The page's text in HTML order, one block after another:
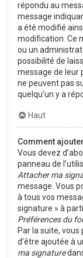
répondu au
message
a été modifié
modification. Ce
ou un
possibilité de
message de leur
ne peuvent pas
quelqu’un y a
Haut
Comment
Vous devez
panneau de
Attacher ma
message. Vous
à tous vos
signature » à
Préférences du
Par la suite,
d’être ajoutée à
ma signature